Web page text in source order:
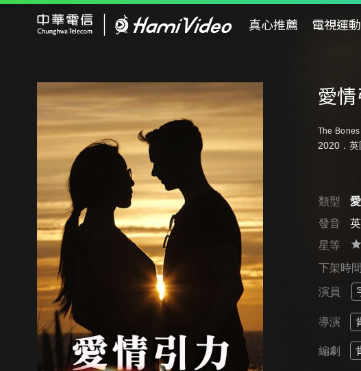
真心推薦 電視運
愛
The
2020．英
類型
發音
星等
下架時
演員
導演
編劇